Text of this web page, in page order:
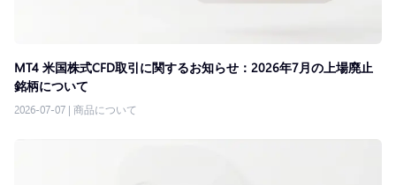
MT4 米国株式CFD取引に関するお知らせ：2026年7月の上場廃止
銘柄について
2026-07-07 | 商品について